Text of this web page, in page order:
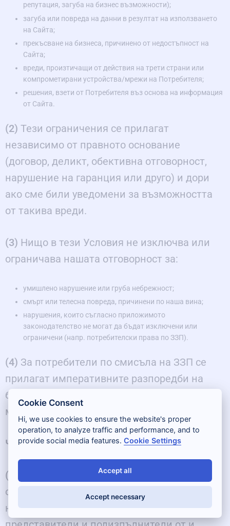
репутация, загуба на бизнес възможности);
загуба или повреда на данни в резултат на използването
на Сайта;
прекъсване на бизнеса, причинено от недостъпност на
Сайта;
вреди, произтичащи от действия на трети страни или
компрометирани устройства/мрежи на Потребителя;
решения, взети от Потребителя въз основа на информация
от Сайта.
(2) Тези ограничения се прилагат
независимо от правното основание
(договор, деликт, обективна отговорност,
нарушение на гаранция или друго) и дори
ако сме били уведомени за възможността
от такива вреди.
(3) Нищо в тези Условия не изключва или
ограничава нашата отговорност за:
умишлено нарушение или груба небрежност;
смърт или телесна повреда, причинени по наша вина;
нарушения, които съгласно приложимото
законодателство не могат да бъдат изключени или
ограничени (напр. потребителски права по ЗЗП).
(4) За потребители по смисъла на ЗЗП се
прилагат императивните разпоредби на
българското законодателство, които не
могат да бъдат изключени с тези Условия.
Чл. 17. Обезщетение
((1)
Потребителят се задължава да
обезщети и предпази Blended Leading и
неговите управители, служители,
Cookie Consent
Hi, we use cookies to ensure the website's proper
operation, to analyze traffic and performance, and to
provide social media features.Cookie Settings
Accept all
Accept necessary